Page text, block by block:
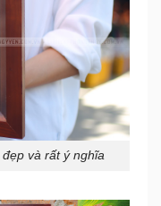
và rất ý nghĩa